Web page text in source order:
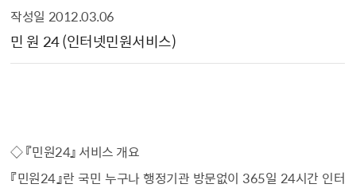
작성일 2012.03.06
민 원 24 (인터넷민원서비스)
◇ 『민원24』 서비스 개요
『민원24』란 국민 누구나 행정기관 방문없이 365일 24시간 인터